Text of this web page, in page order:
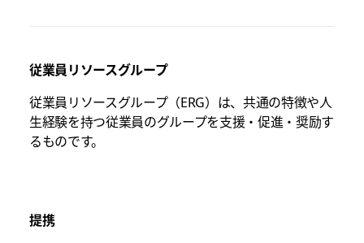
従業員リソースグループ
従業員リソースグループ（ERG）は、共通の特徴や人
生経験を持つ従業員のグループを支援・促進・奨励す
るものです。
提携